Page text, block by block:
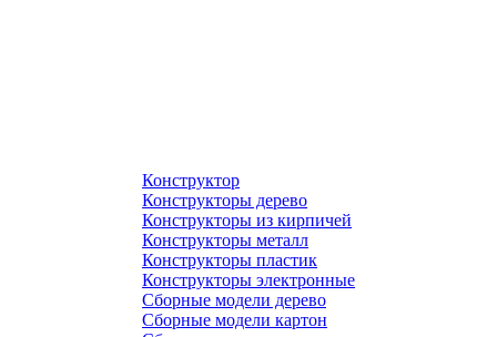
Конструктор
Конструкторы дерево
Конструкторы из кирпичей
Конструкторы металл
Конструкторы пластик
Конструкторы электронные
Сборные модели дерево
Сборные модели картон